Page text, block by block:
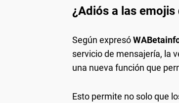
¿Adiós a las emojis
Según expresó
servicio de mensajería, la
una nueva función que
Esto permite no solo que